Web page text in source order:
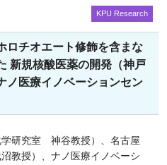
KPU Research
ロチオエート修飾を含まな
新規核酸医薬の開発（神戸
ノ医療イノベーションセン
研究室 神谷教授）、名古屋
教授）、ナノ医療イノベーシ